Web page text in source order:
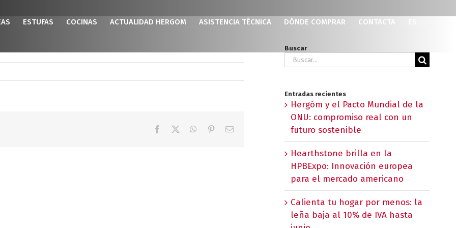
ESTUFAS COCINAS ACTUALIDAD HERGOM ASISTENCIA TÉCNICA DÓNDE COMPRAR CONTACTA
Facebook WhatsApp
PinterestCorreo
Buscar
Buscar:
Entradas recientes
Hergóm y el Pacto Mundial de la
ONU: compromiso real con un
futuro sostenible
Hearthstone brilla en la
HPBExpo: Innovación europea
para el mercado americano
Calienta tu hogar por menos: la
leña baja al 10% de IVA hasta